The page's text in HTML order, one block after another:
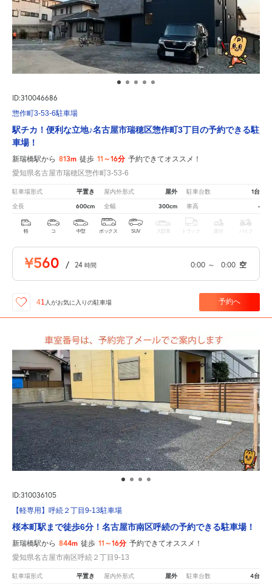
ID:310046686
惣作町3-53-6駐車場
駅チカ！便利な立地♪名古屋市瑞穂区惣作町3丁目の予約できる駐
車場！
新瑞橋駅から 813m 徒歩 11～16分 予約できてオススメ！
愛知県名古屋市瑞穂区惣作町3-53-6
駐車場形式 平置き 屋内外形式 屋外 駐車台数 1台
全長 600cm 全幅 300cm 車高 -
軽 コ 中型 ボックス SUV 大型車 トラック 原付 バイク
¥560 / 24 時間 0:00 ～ 0:00 空
41 人がお気に入りの駐車場 予約へ
ID:310036105
【軽専用】呼続２丁目9-13駐車場
桜本町駅まで徒歩6分！名古屋市南区呼続の予約できる駐車場！
新瑞橋駅から 844m 徒歩 11～16分 予約できてオススメ！
愛知県名古屋市南区呼続２丁目9-13
駐車場形式 平置き 屋内外形式 屋外 駐車台数 4台